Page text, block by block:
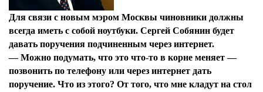
Для связи с новым мэром Москвы чиновники должны
всегда иметь с собой ноутбуки. Сергей Собянин будет
давать поручения подчиненным через интернет.
—Можно подумать, что это что-то в корне меняет —
позвонить по телефону или через интернет дать
поручение. Что из этого? От того, что мне кладут на стол